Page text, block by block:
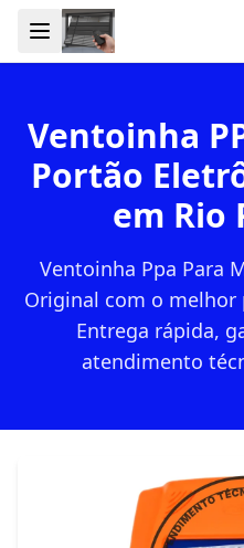
Ventoinha
Portão
em Rio
Ventoinha Ppa Para
Original com o melhor
Entrega rápida,
atendimento